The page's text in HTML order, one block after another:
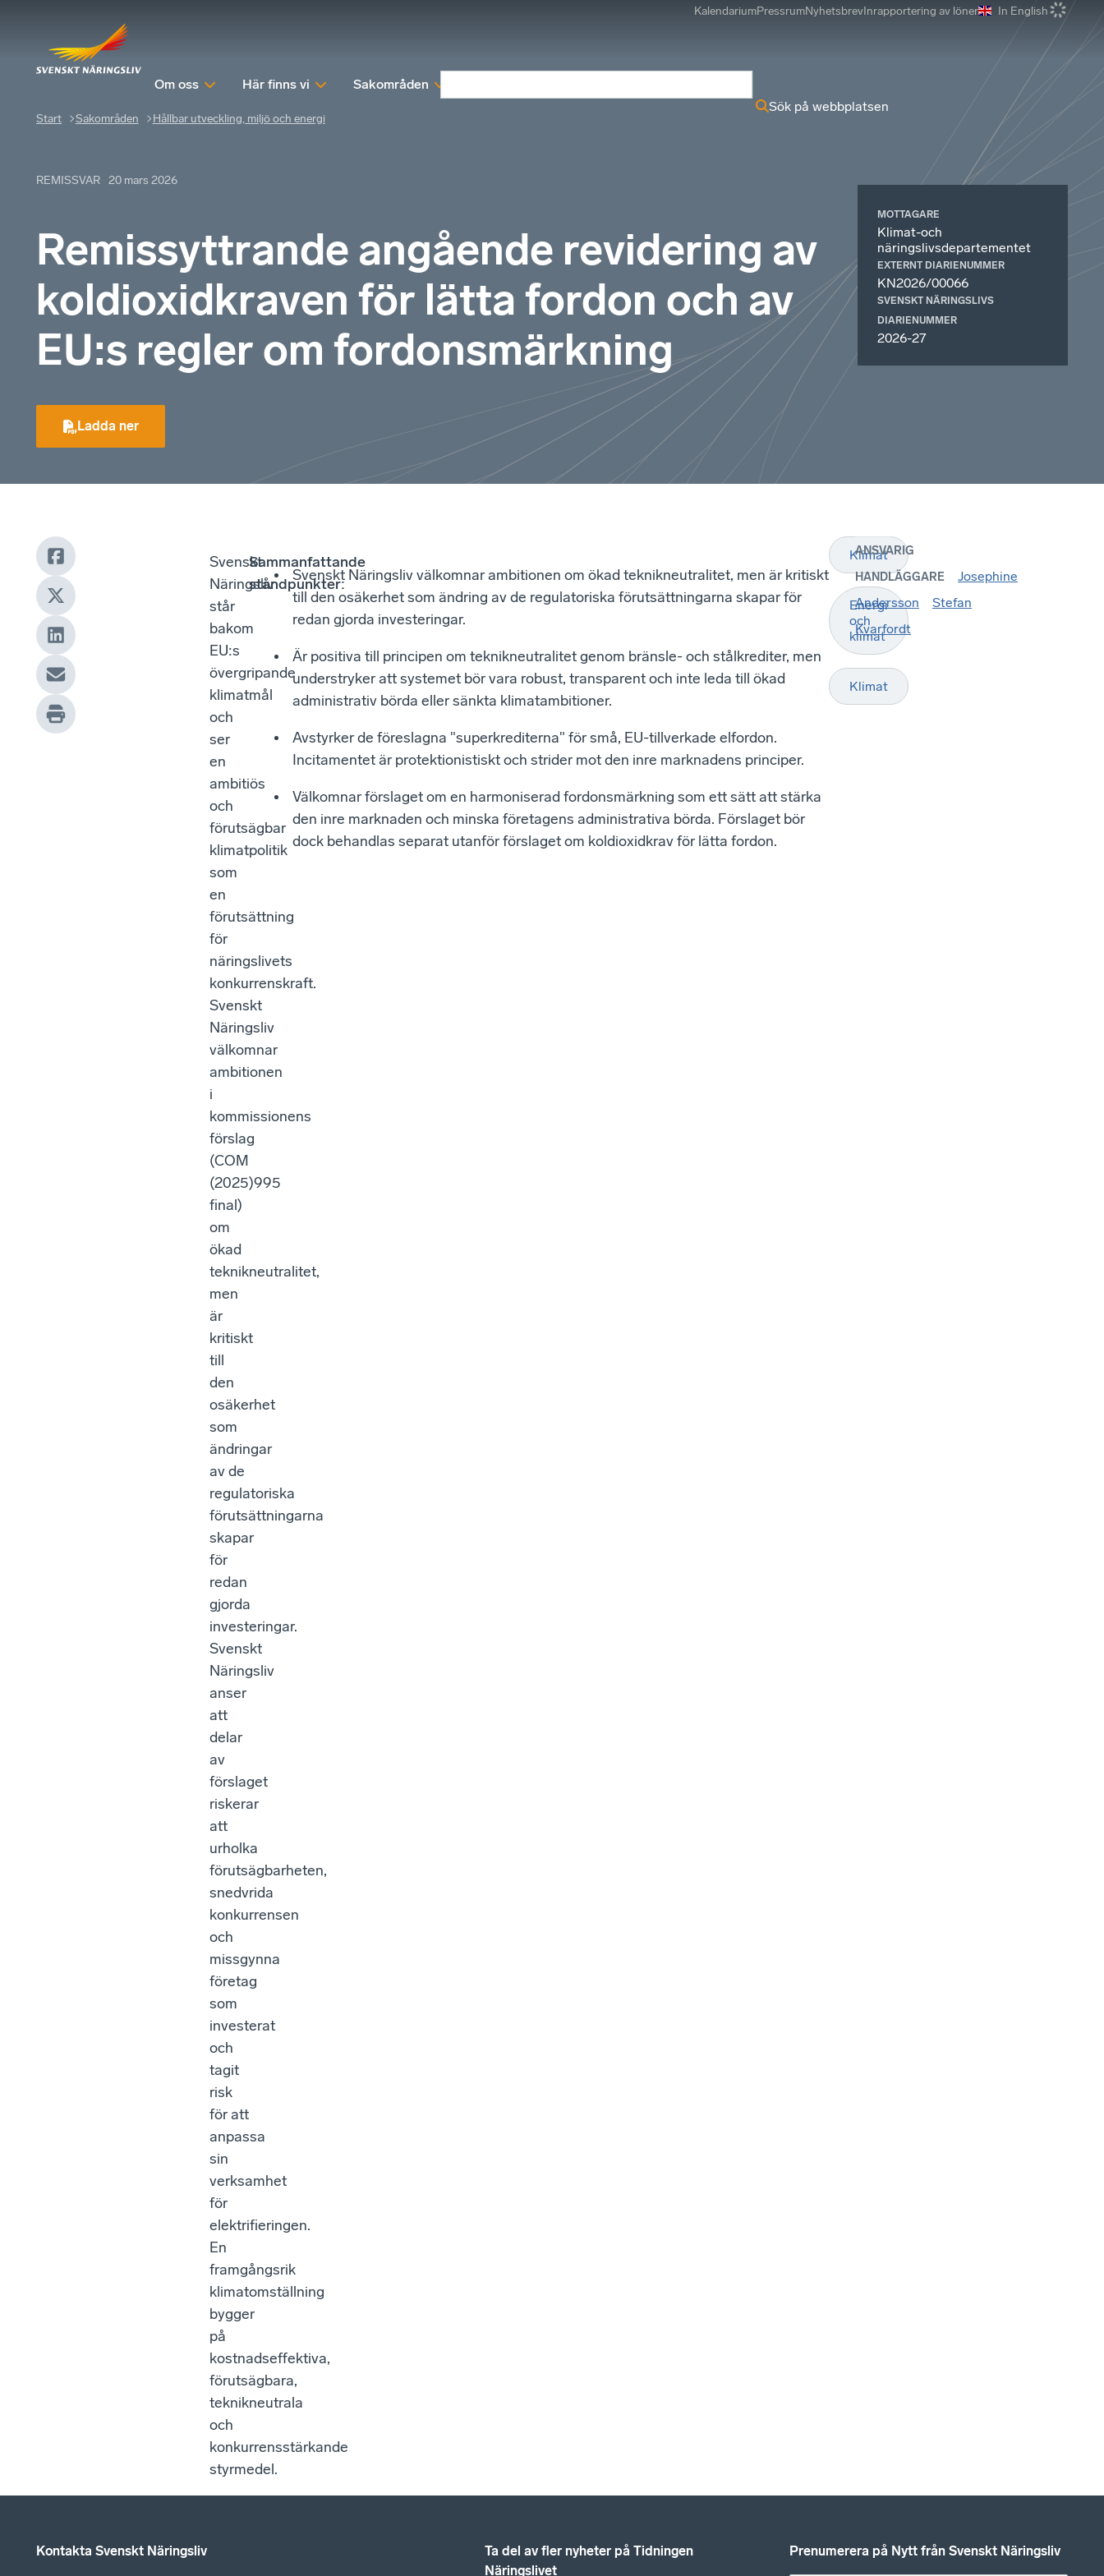
KalendariumPressrumNyhetsbrevInrapportering av löner In English
Om oss Här finns vi Sakområden
Sök på webbplatsen
Start Sakområden Hållbar utveckling, miljö och energi
REMISSVAR 20 mars 2026
Remissyttrande angående revidering av
koldioxidkraven för lätta fordon och av
EU:s regler om fordonsmärkning
Ladda ner
MOTTAGARE
Klimat-och
näringslivsdepartementet
EXTERNT DIARIENUMMER
KN2026/00066
SVENSKT NÄRINGSLIVS
DIARIENUMMER
2026-27
Svenskt
Näringsliv
står
bakom
EU:s
övergripande
klimatmål
och
ser
en
ambitiös
och
förutsägbar
klimatpolitik
som
en
förutsättning
för
näringslivets
konkurrenskraft.
Svenskt
Näringsliv
välkomnar
ambitionen
i
kommissionens
förslag
(COM
(2025)995
final)
om
ökad
teknikneutralitet,
men
är
kritiskt
till
den
osäkerhet
som
ändringar
av de
regulatoriska
förutsättningarna
skapar
för
redan
gjorda
investeringar.
Svenskt
Näringsliv
anser
att
delar
av
förslaget
riskerar
att
urholka
förutsägbarheten,
snedvrida
konkurrensen
och
missgynna
företag
som
investerat
och
tagit
risk
för att
anpassa
sin
verksamhet
för
elektrifieringen.
En
framgångsrik
klimatomställning
bygger
på
kostnadseffektiva,
förutsägbara,
teknikneutrala
och
konkurrensstärkande
styrmedel.
Sammanfattande
ståndpunkter:
Svenskt Näringsliv välkomnar ambitionen om ökad teknikneutralitet, men är kritiskt
till den osäkerhet som ändring av de regulatoriska förutsättningarna skapar för
redan gjorda investeringar.
Är positiva till principen om teknikneutralitet genom bränsle- och stålkrediter, men
understryker att systemet bör vara robust, transparent och inte leda till ökad
administrativ börda eller sänkta klimatambitioner.
Avstyrker de föreslagna "superkrediterna" för små, EU-tillverkade elfordon.
Incitamentet är protektionistiskt och strider mot den inre marknadens principer.
Välkomnar förslaget om en harmoniserad fordonsmärkning som ett sätt att stärka
den inre marknaden och minska företagens administrativa börda. Förslaget bör
dock behandlas separat utanför förslaget om koldioxidkrav för lätta fordon.
Klimat
Energi
och
klimat
Klimat
ANSVARIG
HANDLÄGGARE
Josephine
Andersson
Stefan
Kvarfordt
Kontakta Svenskt Näringsliv
Ta del av fler nyheter på Tidningen
Näringslivet
Prenumerera på Nytt från Svenskt Näringsliv